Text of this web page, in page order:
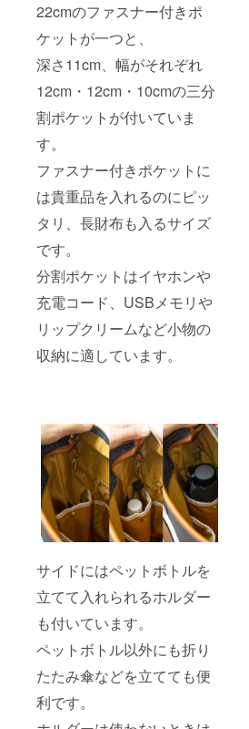
22cmのファスナー付きポ
ケットが一つと、
深さ11cm、幅がそれぞれ
12cm・12cm・10cmの三分
割ポケットが付いていま
す。
ファスナー付きポケットに
は貴重品を入れるのにピッ
タリ、長財布も入るサイズ
です。
分割ポケットはイヤホンや
充電コード、USBメモリや
リップクリームなど小物の
収納に適しています。
サイドにはペットボトルを
立てて入れられるホルダー
も付いています。
ペットボトル以外にも折り
たたみ傘などを立てても便
利です。